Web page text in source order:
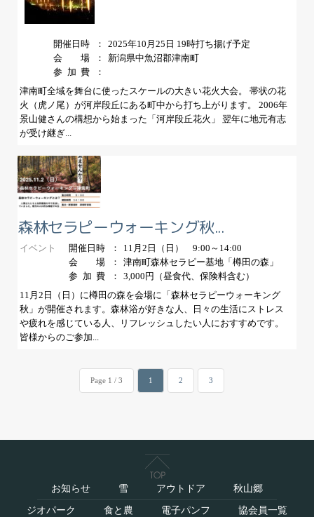
開催日時
2025年10月25日 19時打ち揚げ予定
会場 新潟県中魚沼郡津南町
参加費
津南町全域を舞台に使ったスケールの大きい花火大会。 帯状の花
火（虎ノ尾）が河岸段丘にある町中から打ち上がります。 2006年
景山健さんの構想から始まった「河岸段丘花火」 翌年に地元有志
が受け継ぎ...
森林セラピーウォーキング秋...
イベント 開催日時
11月2日（日） 9:00～14:00
会場津南町森林セラピー基地「樽田の森」
参加費
3,000円（昼食代、保険料含む）
11月2日（日）に樽田の森を会場に「森林セラピーウォーキング
秋」が開催されます。森林浴が好きな人、日々の生活にストレス
や疲れを感じている人、リフレッシュしたい人におすすめです。
皆様からのご参加...
Page 1 / 3 1 2 3
お知らせ 雪 アウトドア 秋山郷
ジオパーク 食と農 電子パンフ 協会員一覧